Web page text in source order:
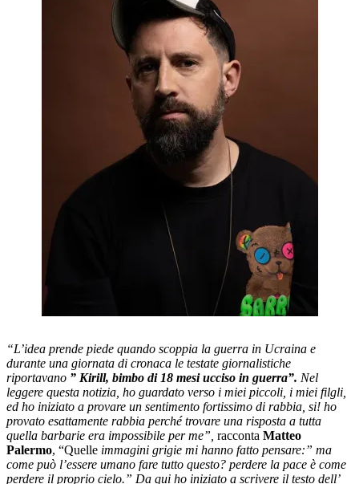
“L’idea prende piede quando scoppia la guerra in Ucraina e
durante una giornata di cronaca le testate giornalistiche
riportavano ” Kirill, bimbo di 18 mesi ucciso in guerra”. Nel
leggere questa notizia, ho guardato verso i miei piccoli, i miei filgli,
ed ho iniziato a provare un sentimento fortissimo di rabbia, si! ho
provato esattamente rabbia perché trovare una risposta a tutta
quella barbarie era impossibile per me”, racconta Matteo
Palermo, “Quelle immagini grigie mi hanno fatto pensare:” ma
come può l’essere umano fare tutto questo? perdere la pace è come
perdere il proprio cielo.” Da qui ho iniziato a scrivere il testo dell’